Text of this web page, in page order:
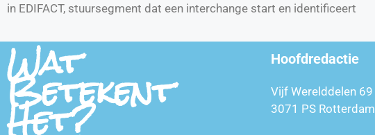
in EDIFACT, stuursegment dat een interchange start en identificeert
Wat
Betekent
Het?
Hoofdredactie
Vijf Werelddelen 69
3071 PS Rotterdam